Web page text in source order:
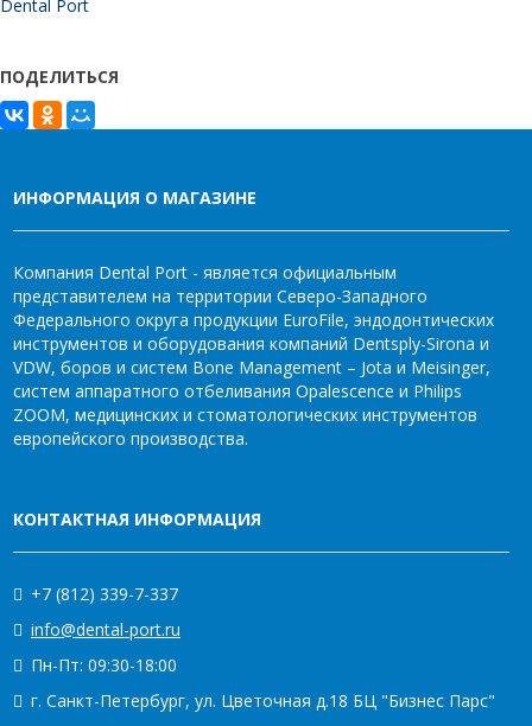
Dental Port
ПОДЕЛИТЬСЯ
ИНФОРМАЦИЯ О МАГАЗИНЕ
Компания Dental Port - является официальным
представителем на территории Северо-Западного
Федерального округа продукции EuroFile, эндодонтических
инструментов и оборудования компаний Dentsply-Sirona и
VDW, боров и систем Bone Management – Jota и Meisinger,
систем аппаратного отбеливания Opalescence и Philips
ZOOM, медицинских и стоматологических инструментов
европейского производства.
КОНТАКТНАЯ ИНФОРМАЦИЯ
+7 (812) 339-7-337
info@dental-port.ru
Пн-Пт: 09:30-18:00
г. Санкт-Петербург, ул. Цветочная д.18 БЦ "Бизнес Парс"